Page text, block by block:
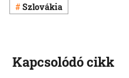
Szlovákia
Kapcsolódó cikk